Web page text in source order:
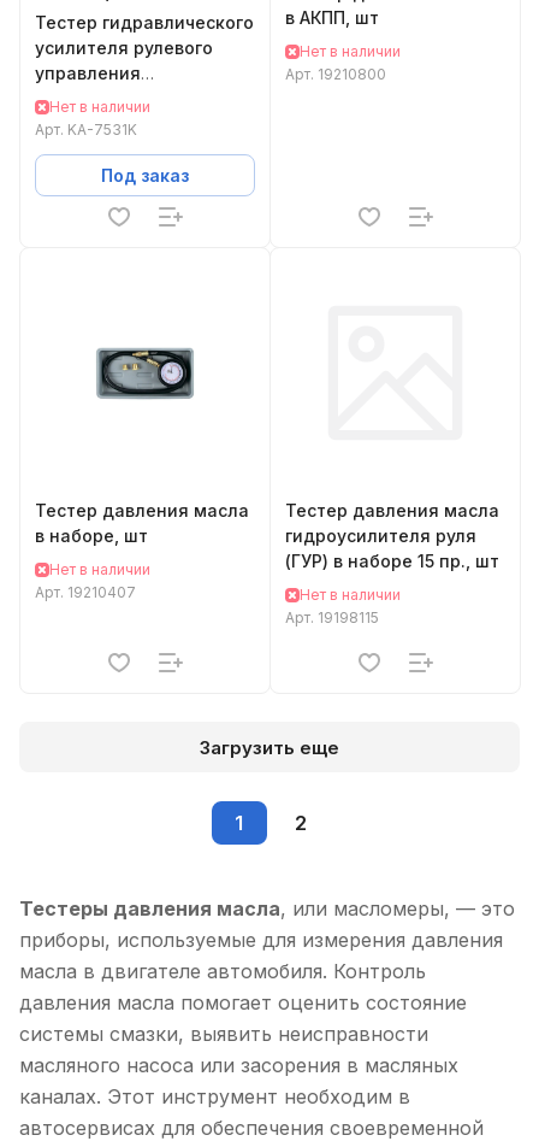
Тестер гидравлического
усилителя рулевого
управления
Станкоимпорт KA-7531K
Нет в наличии
Арт. KA-7531K
Под заказ
в АКПП, шт
Нет в наличии
Арт. 19210800
Тестер давления масла
в наборе, шт
Нет в наличии
Арт. 19210407
Тестер давления масла
гидроусилителя руля
(ГУР) в наборе 15 пр., шт
Нет в наличии
Арт. 19198115
Загрузить еще
1 2
Тестеры давления масла, или масломеры, — это
приборы, используемые для измерения давления
масла в двигателе автомобиля. Контроль
давления масла помогает оценить состояние
системы смазки, выявить неисправности
масляного насоса или засорения в масляных
каналах. Этот инструмент необходим в
автосервисах для обеспечения своевременной